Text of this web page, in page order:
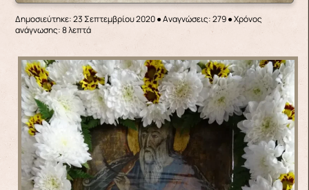
Δημοσιεύτηκε: 23 Σεπτεμβρίου 2020●Αναγνώσεις: 279● Χρόνος
ανάγνωσης: 8 λεπτά